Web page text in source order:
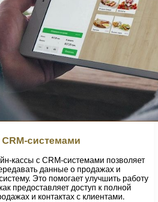
системами
кассы с CRM-системами позволяет
данные о продажах и
Это помогает улучшить работу
предоставляет доступ к полной
и контактах с клиентами.